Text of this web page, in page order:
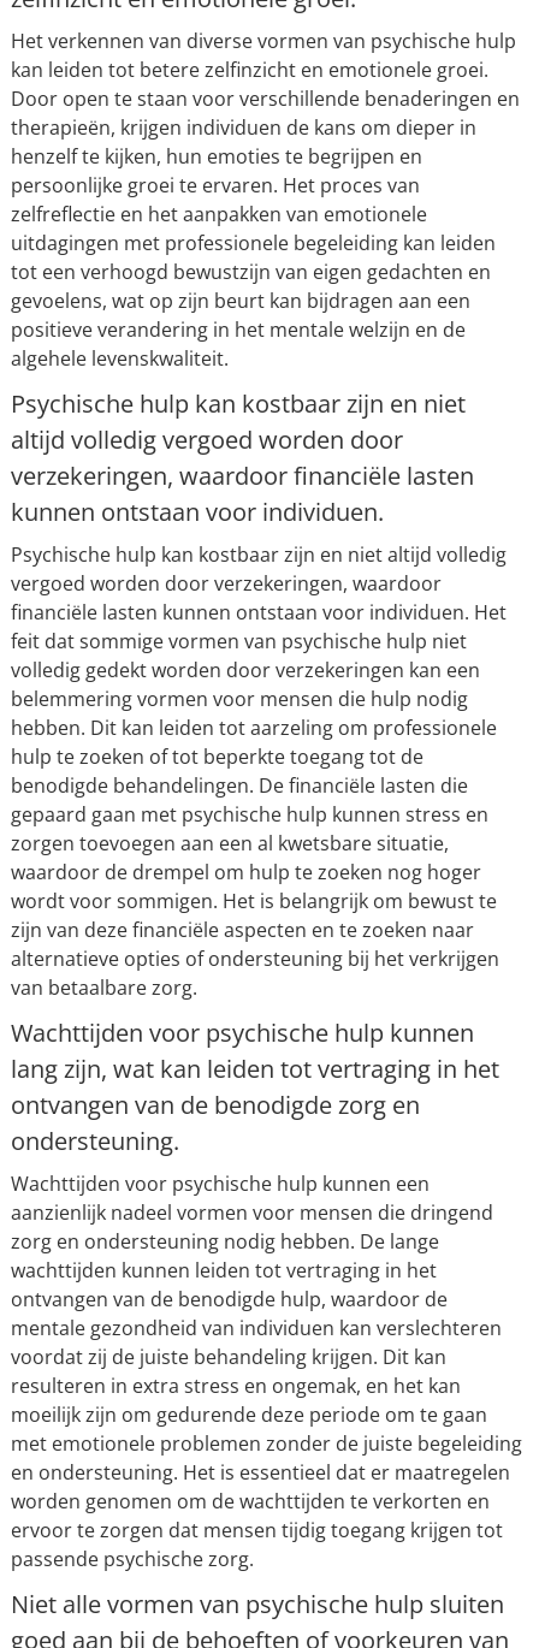
Het verkennen van diverse vormen van psychische hulp
kan leiden tot betere zelfinzicht en emotionele groei.
Door open te staan voor verschillende benaderingen en
therapieën, krijgen individuen de kans om dieper in
henzelf te kijken, hun emoties te begrijpen en
persoonlijke groei te ervaren. Het proces van
zelfreflectie en het aanpakken van emotionele
uitdagingen met professionele begeleiding kan leiden
tot een verhoogd bewustzijn van eigen gedachten en
gevoelens, wat op zijn beurt kan bijdragen aan een
positieve verandering in het mentale welzijn en de
algehele levenskwaliteit.
Psychische hulp kan kostbaar zijn en niet
altijd volledig vergoed worden door
verzekeringen, waardoor financiële lasten
kunnen ontstaan voor individuen.
Psychische hulp kan kostbaar zijn en niet altijd volledig
vergoed worden door verzekeringen, waardoor
financiële lasten kunnen ontstaan voor individuen. Het
feit dat sommige vormen van psychische hulp niet
volledig gedekt worden door verzekeringen kan een
belemmering vormen voor mensen die hulp nodig
hebben. Dit kan leiden tot aarzeling om professionele
hulp te zoeken of tot beperkte toegang tot de
benodigde behandelingen. De financiële lasten die
gepaard gaan met psychische hulp kunnen stress en
zorgen toevoegen aan een al kwetsbare situatie,
waardoor de drempel om hulp te zoeken nog hoger
wordt voor sommigen. Het is belangrijk om bewust te
zijn van deze financiële aspecten en te zoeken naar
alternatieve opties of ondersteuning bij het verkrijgen
van betaalbare zorg.
Wachttijden voor psychische hulp kunnen
lang zijn, wat kan leiden tot vertraging in het
ontvangen van de benodigde zorg en
ondersteuning.
Wachttijden voor psychische hulp kunnen een
aanzienlijk nadeel vormen voor mensen die dringend
zorg en ondersteuning nodig hebben. De lange
wachttijden kunnen leiden tot vertraging in het
ontvangen van de benodigde hulp, waardoor de
mentale gezondheid van individuen kan verslechteren
voordat zij de juiste behandeling krijgen. Dit kan
resulteren in extra stress en ongemak, en het kan
moeilijk zijn om gedurende deze periode om te gaan
met emotionele problemen zonder de juiste begeleiding
en ondersteuning. Het is essentieel dat er maatregelen
worden genomen om de wachttijden te verkorten en
ervoor te zorgen dat mensen tijdig toegang krijgen tot
passende psychische zorg.
Niet alle vormen van psychische hulp sluiten
goed aan bij de behoeften of voorkeuren van